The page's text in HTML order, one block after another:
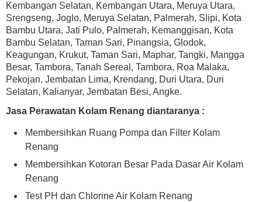
Kembangan Selatan, Kembangan Utara, Meruya Utara,
Srengseng, Joglo, Meruya Selatan, Palmerah, Slipi, Kota
Bambu Utara, Jati Pulo, Palmerah, Kemanggisan, Kota
Bambu Selatan, Taman Sari, Pinangsia, Glodok,
Keagungan, Krukut, Taman Sari, Maphar, Tangki, Mangga
Besar, Tambora, Tanah Sereal, Tambora, Roa Malaka,
Pekojan, Jembatan Lima, Krendang, Duri Utara, Duri
Selatan, Kalianyar, Jembatan Besi, Angke.
Jasa Perawatan Kolam Renang diantaranya :
Membersihkan Ruang Pompa dan Filter Kolam
Renang
Membersihkan Kotoran Besar Pada Dasar Air Kolam
Renang
Test PH dan Chlorine Air Kolam Renang